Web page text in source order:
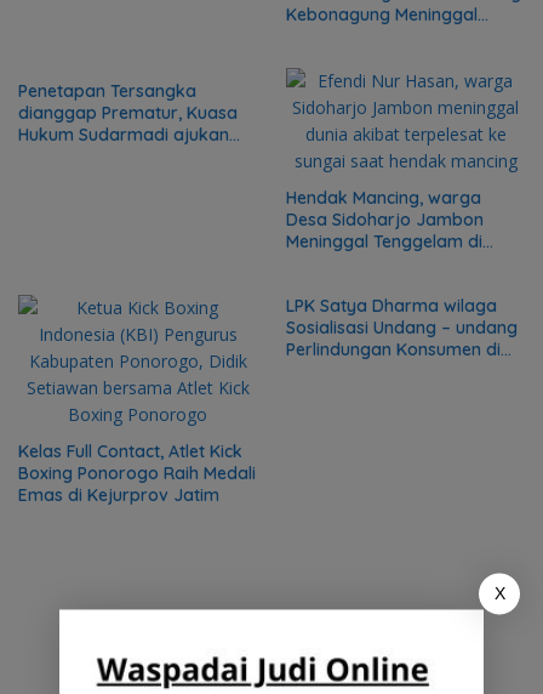
Kebonagung Meninggal
Penetapan Tersangka
dianggap Prematur, Kuasa
Hukum Sudarmadi ajukan
Hendak Mancing, warga
Desa Sidoharjo Jambon
Meninggal Tenggelam di
Kelas Full Contact, Atlet Kick
Boxing Ponorogo Raih Medali
Emas di Kejurprov Jatim
LPK Satya Dharma wilaga
Sosialisasi Undang – undang
Perlindungan Konsumen di
X